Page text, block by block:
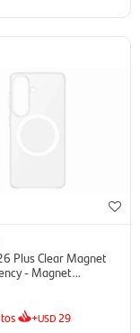
Plus Clear Magnet
- Magnet
+USD 29